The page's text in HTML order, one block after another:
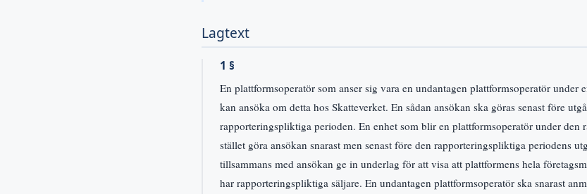
Lagtext
1 §
En plattformsoperatör som anser sig vara en undantagen plattformsoperatör
kan ansöka om detta hos Skatteverket. En sådan ansökan ska göras senast före
rapporteringspliktiga perioden. En enhet som blir en plattformsoperatör under
stället göra ansökan snarast men senast före den rapporteringspliktiga periodens
tillsammans med ansökan ge in underlag för att visa att plattformens hela
har rapporteringspliktiga säljare. En undantagen plattformsoperatör ska snarast